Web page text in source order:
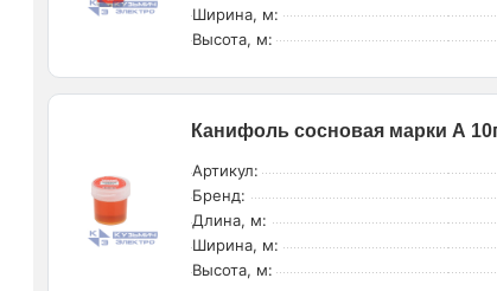
Ширина, м:
Высота, м:
Канифоль сосновая марки А
Артикул:
Бренд:
Длина, м:
Ширина, м:
Высота, м: